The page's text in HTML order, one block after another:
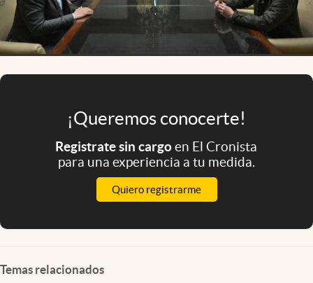
Mediakit
abre en nueva pestaña
Argentina
¡Queremos conocerte!
Registrate sin cargoen El Cronista
para una experiencia a tu medida.
Quiero registrarme
Temas relacionados